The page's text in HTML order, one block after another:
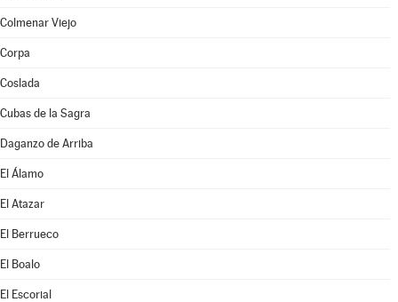
Colmenar Viejo
Corpa
Coslada
Cubas de la Sagra
Daganzo de Arriba
El Álamo
El Atazar
El Berrueco
El Boalo
El Escorial